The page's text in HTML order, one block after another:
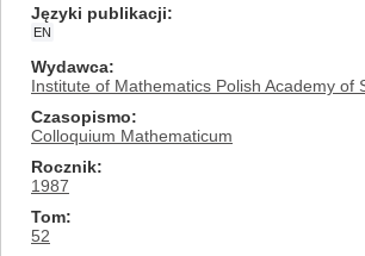
Języki publikacji
EN
Wydawca
Institute of Mathematics Polish Academy of
Czasopismo
Colloquium Mathematicum
Rocznik
1987
Tom
52